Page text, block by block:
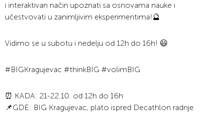
i interaktivan način upoznati sa osnovama nauke i
učestvovati u zanimljivim eksperimentima!🔮
Vidimo se u subotu i nedelju od 12h do 16h! 😃
#BIGKragujevac #thinkBIG #volimBIG
⏰ KADA: 21-22.10. od 12h do 16h
📌GDE: BIG Kragujevac, plato ispred Decathlon radnje